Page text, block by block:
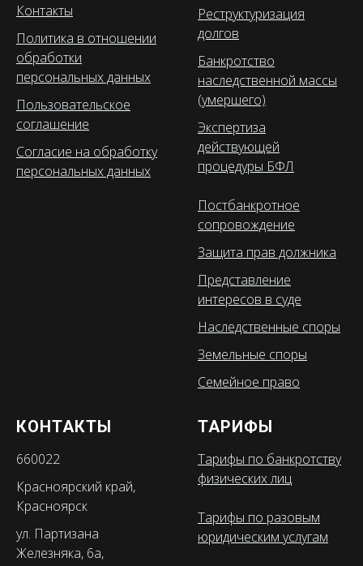
Контакты
Политика в отношении
обработки
персональных данных
Пользовательское
соглашение
Согласие на обработку
персональных данных
Реструктуризация
долгов
Банкротство
наследственной массы
(умершего)
Экспертиза
действующей
процедуры БФЛ
Постбанкротное
сопровождение
Защита прав должника
Представление
интересов в суде
Наследственные споры
Земельные споры
Семейное право
КОНТАКТЫ
660022
Красноярский край,
Красноярск
ул. Партизана
Железняка, 6а,
ТАРИФЫ
Тарифы по банкротству
физических лиц
Тарифы по разовым
юридическим услугам